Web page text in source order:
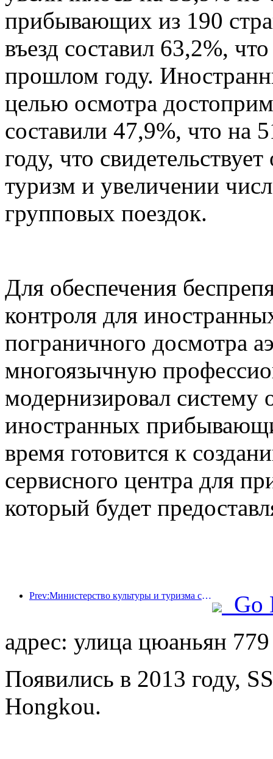
прибывающих из 190
въезд составил 63,2%,
прошлом году.
целью осмотра
составили 47,9%, что
году, что
туризм и увеличении
групповых поездок.
Для обеспечения
контроля для
пограничного досмотра
многоязычную
модернизировал систему
иностранных
время готовится к
сервисного центра для
который будет
Prev:Министерство культуры и туризма сообщило, что в 2025 году 16 994 достопримечательности категории А посетили 7,51 миллиарда человек, что принесло доход от туризма в размере 554,49 миллиарда юаней.
Go
адрес: улица цюаньян 779
Появились в 2013 году,
Hongkou.